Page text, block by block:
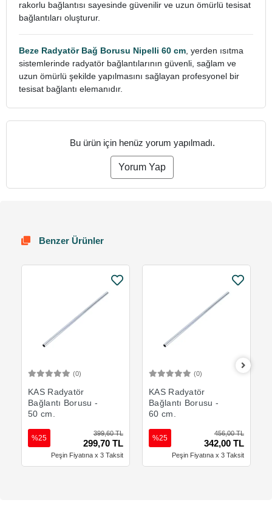
rakorlu bağlantısı sayesinde güvenilir ve uzun ömürlü tesisat
bağlantıları oluşturur.
Beze Radyatör Bağ Borusu Nipelli 60 cm , yerden ısıtma
sistemlerinde radyatör bağlantılarının güvenli, sağlam ve
uzun ömürlü şekilde yapılmasını sağlayan profesyonel bir
tesisat bağlantı elemanıdır.
Bu ürün için henüz yorum yapılmadı.
Yorum Yap
Benzer Ürünler
(0)
KAS Radyatör
Bağlantı Borusu -
50 cm.
399,60 TL
299,70 TL
%25
Peşin Fiyatına x 3 Taksit
(0)
KAS Radyatör
Bağlantı Borusu -
60 cm.
456,00 TL
342,00 TL
%25
Peşin Fiyatına x 3 Taksit